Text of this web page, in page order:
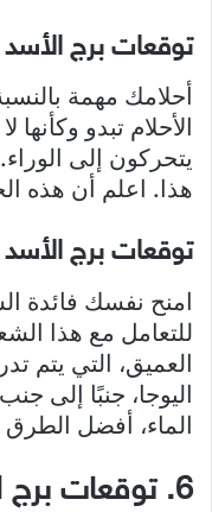
توقعات برج
أحلامك مهمة
الأحلام تبدو
يتحركون إلى
هذا. اعلم أن هذه
توقعات برج
امنح نفسك فائدة
للتعامل مع هذا
العميق، التي
اليوجا، جنبًا إلى
الماء، أفضل
6. توقعات برج العذراء اليوم